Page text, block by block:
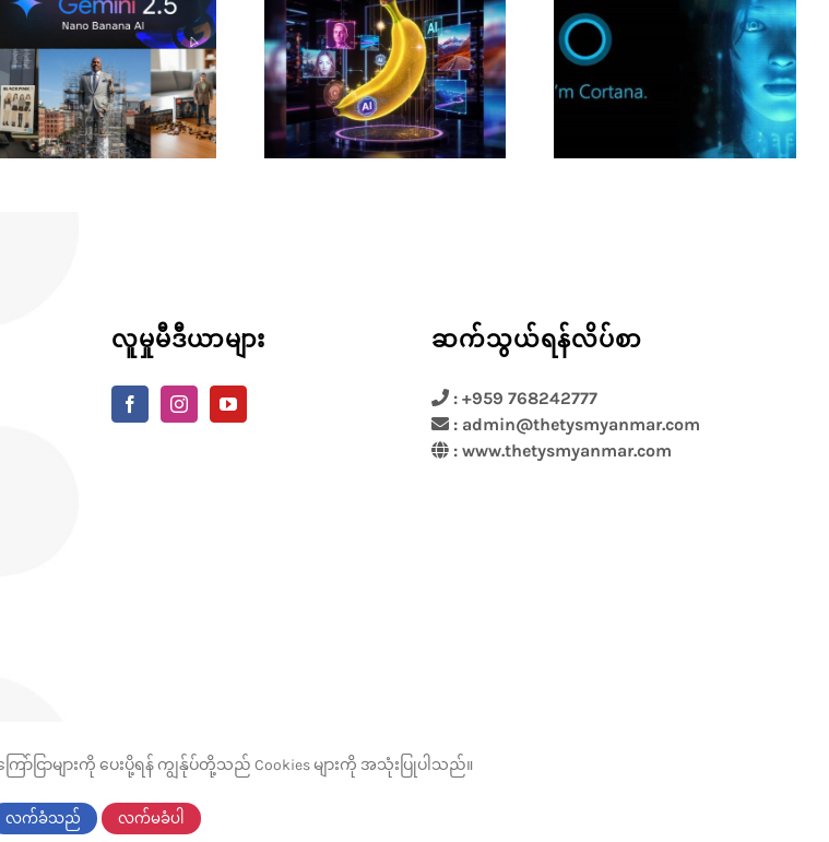
ာ်ငြာများကို ပေးပို့ရန် ကျွန်ုပ်တို့သည် Cookies များကို အသုံးပြုပါသည်။
လက်ခံသည် လက်မခံပါ
လူမှုမီဒီယာများ ဆက်သွယ်ရန်လိပ်စာ
: +959 768242777
: admin@thetysmyanmar.com
: www.thetysmyanmar.com